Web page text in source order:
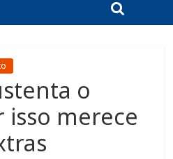
o
merece